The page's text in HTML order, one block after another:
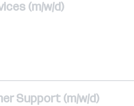
(m/w/d)
Support (m/w/d)